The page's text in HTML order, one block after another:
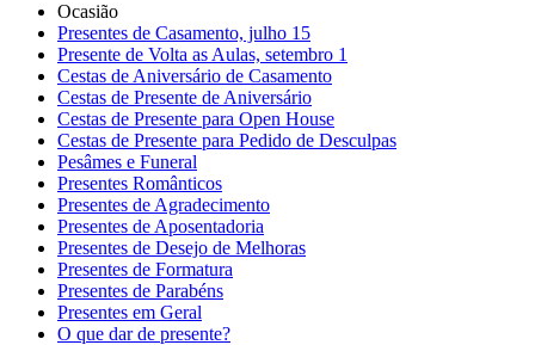
Ocasião
Presentes de Casamento, julho 15
Presente de Volta as Aulas, setembro 1
Cestas de Aniversário de Casamento
Cestas de Presente de Aniversário
Cestas de Presente para Open House
Cestas de Presente para Pedido de Desculpas
Pesâmes e Funeral
Presentes Românticos
Presentes de Agradecimento
Presentes de Aposentadoria
Presentes de Desejo de Melhoras
Presentes de Formatura
Presentes de Parabéns
Presentes em Geral
O que dar de presente?